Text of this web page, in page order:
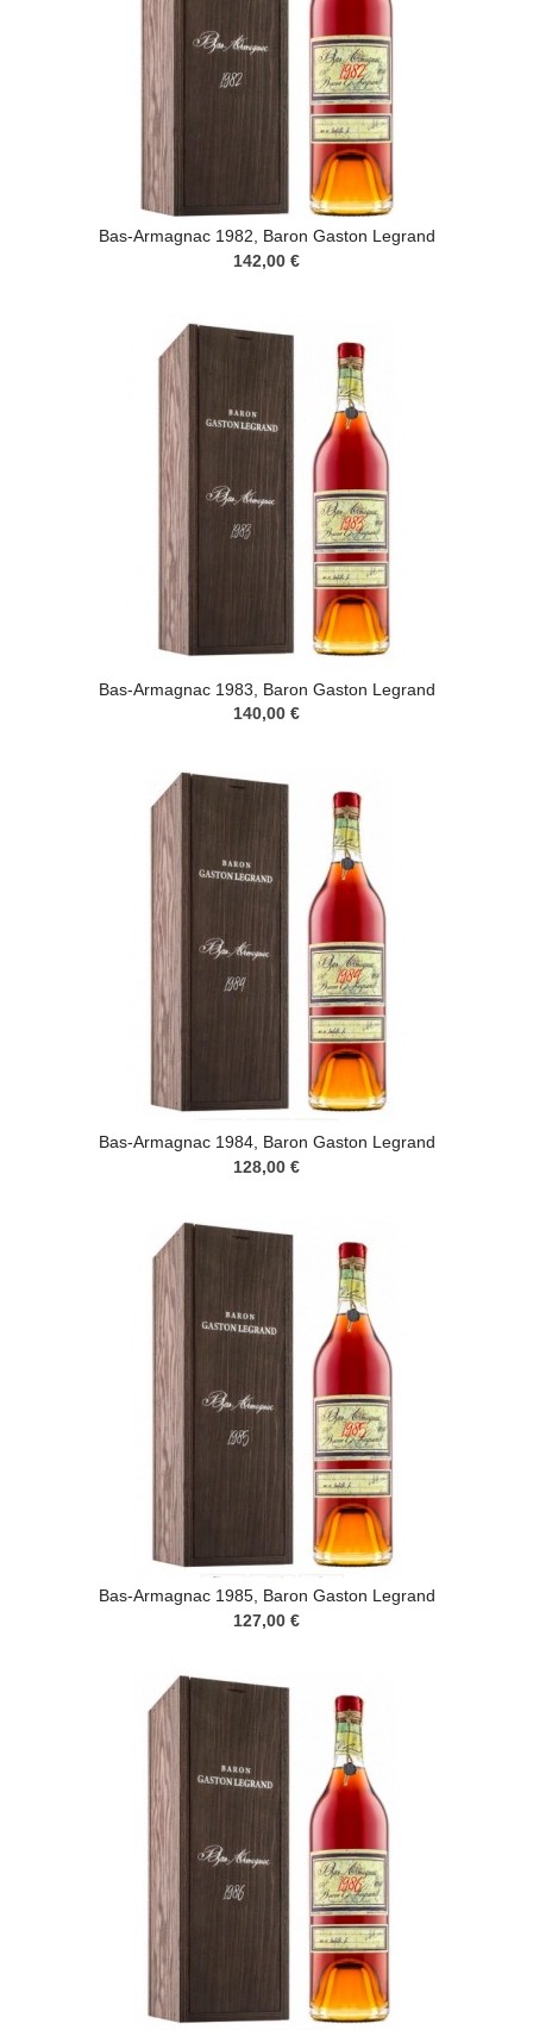
Bas-Armagnac 1982, Baron Gaston Legrand
142,00 €
Bas-Armagnac 1983, Baron Gaston Legrand
140,00 €
Bas-Armagnac 1984, Baron Gaston Legrand
128,00 €
Bas-Armagnac 1985, Baron Gaston Legrand
127,00 €